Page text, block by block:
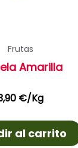
Frutas
Amarilla
€/Kg
al carrito